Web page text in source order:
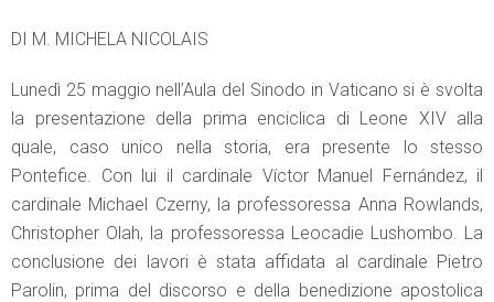
DI M. MICHELA NICOLAIS
Lunedì 25 maggio nell’Aula del Sinodo in Vaticano si è svolta
la presentazione della prima enciclica di Leone XIV alla
quale, caso unico nella storia, era presente lo stesso
Pontefice. Con lui il cardinale Víctor Manuel Fernández, il
cardinale Michael Czerny, la professoressa Anna Rowlands,
Christopher Olah, la professoressa Leocadie Lushombo. La
conclusione dei lavori è stata affidata al cardinale Pietro
Parolin, prima del discorso e della benedizione apostolica